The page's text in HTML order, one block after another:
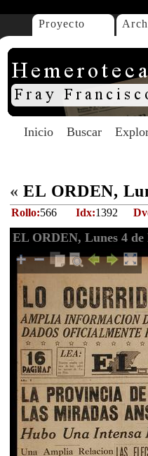
Proyecto
Inicio Buscar
« EL ORDEN,
Rollo:566 Idx:1392
EL ORDEN, Lunes 4 de